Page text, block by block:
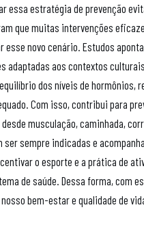
essa estratégia de prevenção
que muitas intervenções
esse novo cenário. Estudos
adaptadas aos contextos
dos níveis de
Com isso, contribui para
musculação, caminhada,
ser sempre indicadas e
o esporte e a prática de
de saúde. Dessa forma, com
bem-estar e qualidade de